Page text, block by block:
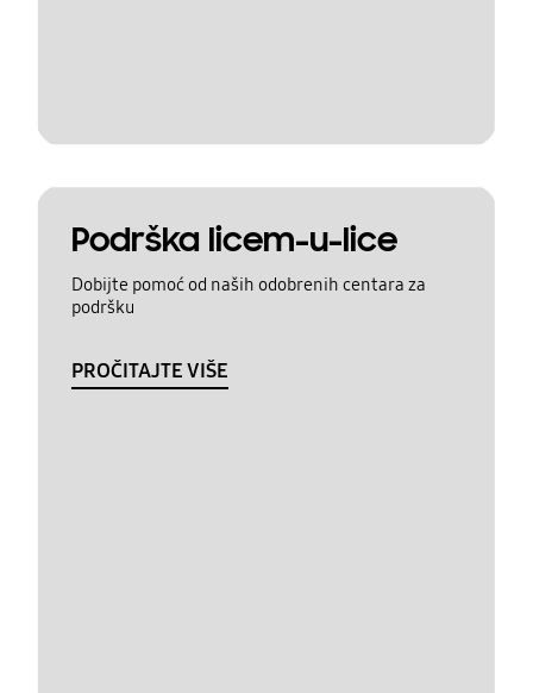
Podrška licem-u-lice
Dobijte pomoć od naših odobrenih centara za
podršku
PROČITAJTE VIŠE